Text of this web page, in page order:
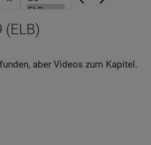
(ELB)
aber Videos zum Kapitel.